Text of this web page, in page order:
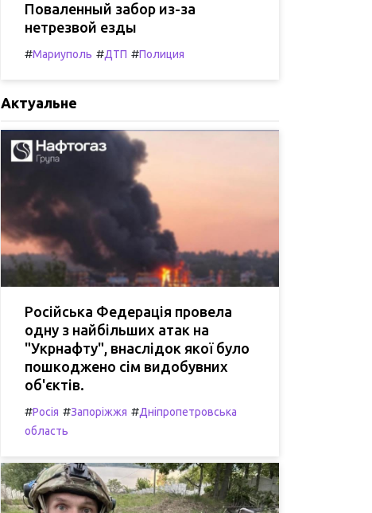
Поваленный забор из-за
нетрезвой езды
#Мариуполь #ДТП #Полиция
Актуальне
Російська Федерація провела
одну з найбільших атак на
"Укрнафту", внаслідок якої було
пошкоджено сім видобувних
об'єктів.
#Росія #Запоріжжя #Дніпропетровська
область